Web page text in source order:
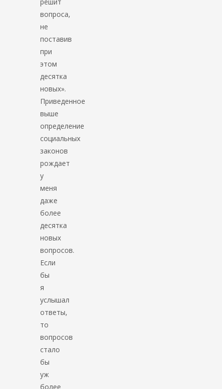
вопроса,
не
поставив
при
этом
десятка
новых».
Приведенное
выше
определение
социальных
законов
рождает
у
меня
даже
более
десятка
новых
вопросов.
Если
бы
я
услышал
ответы,
то
вопросов
стало
бы
уж
более